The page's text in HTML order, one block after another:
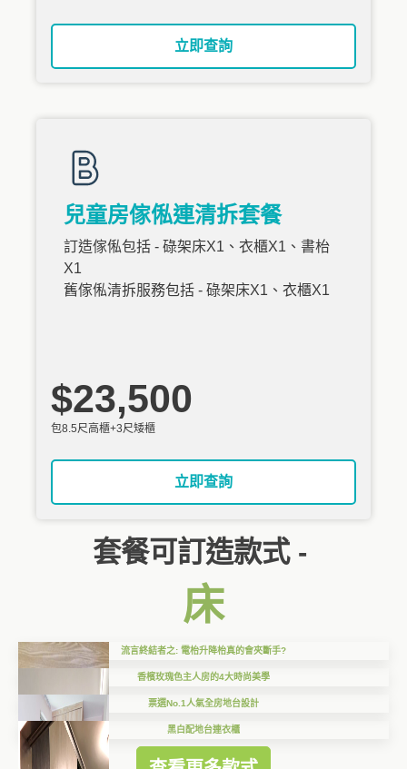
立即查詢
兒童房傢俬連清拆套餐
訂造傢俬包括 - 碌架床X1、衣櫃X1、書枱
X1
舊傢俬清拆服務包括 - 碌架床X1、衣櫃X1
$23,500
包8.5尺高櫃+3尺矮櫃
立即查詢
套餐可訂造款式 -
床
流言終結者之: 電枱升降枱真的會夾斷手?
香檳玫瑰色主人房的4大時尚美學
票選No.1人氣全房地台設計
黑白配地台連衣櫃